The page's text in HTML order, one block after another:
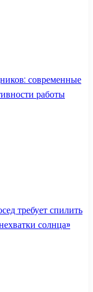
современные
работы
требует спилить
солнца»